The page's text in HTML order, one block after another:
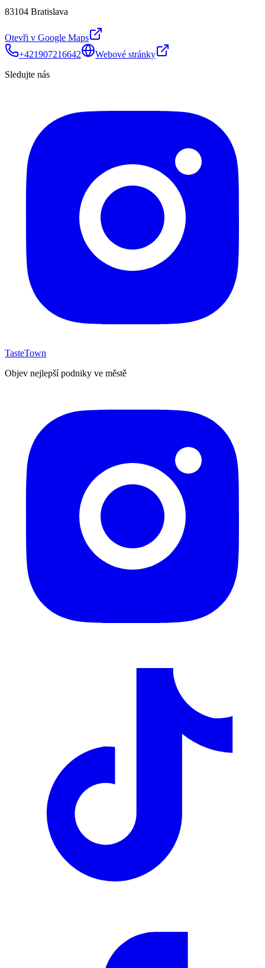
83104 Bratislava
Otevři v Google Maps
+421907216642
Webové stránky
Sledujte nás
TasteTown
Objev nejlepší podniky ve městě